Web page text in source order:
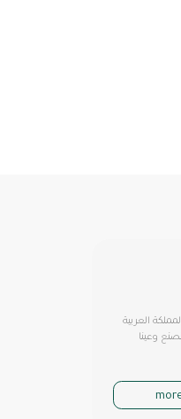
العربية
نصنع وعينا